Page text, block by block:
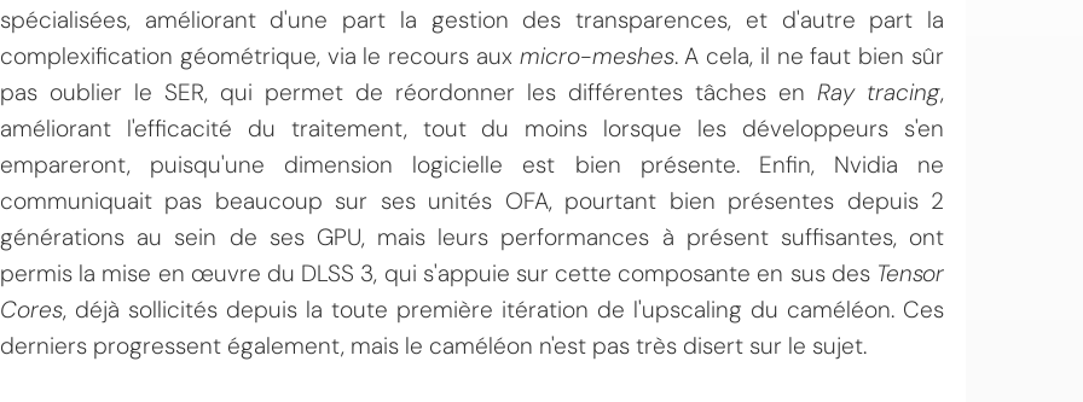
spécialisées, améliorant d'une part la gestion des transparences, et d'autre part la
complexification géométrique, via le recours aux micro-meshes. A cela, il ne faut bien sûr
pas oublier le SER, qui permet de réordonner les différentes tâches en Ray tracing,
améliorant l'efficacité du traitement, tout du moins lorsque les développeurs s'en
empareront, puisqu'une dimension logicielle est bien présente. Enfin, Nvidia ne
communiquait pas beaucoup sur ses unités OFA, pourtant bien présentes depuis 2
générations au sein de ses GPU, mais leurs performances à présent suffisantes, ont
permis la mise en œuvre du DLSS 3, qui s'appuie sur cette composante en sus des Tensor
Cores, déjà sollicités depuis la toute première itération de l'upscaling du caméléon. Ces
derniers progressent également, mais le caméléon n'est pas très disert sur le sujet.